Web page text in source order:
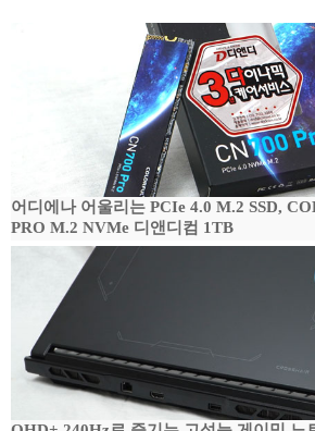
어디에나 어울리는 PCIe 4.0 M.2 SSD,
PRO M.2 NVMe 디앤디컴 1TB